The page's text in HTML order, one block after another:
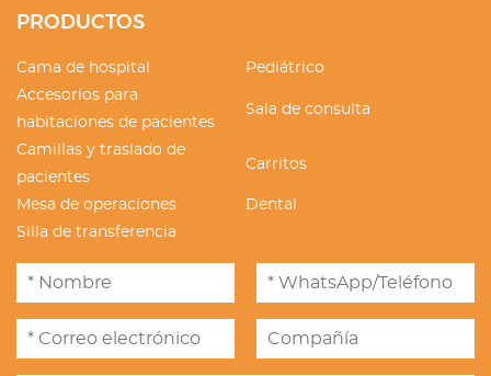
PRODUCTOS
Cama de hospital
Pediátrico
Accesorios para
habitaciones de pacientes
Sala de consulta
Camillas y traslado de
pacientes
Carritos
Mesa de operaciones
Dental
Silla de transferencia